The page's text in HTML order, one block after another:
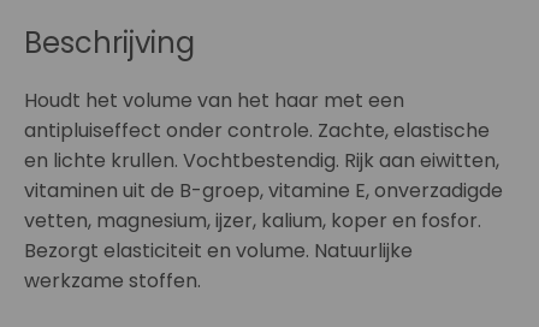
Beschrijving
Houdt het volume van het haar met een
antipluiseffect onder controle. Zachte, elastische
en lichte krullen. Vochtbestendig. Rijk aan eiwitten,
vitaminen uit de B-groep, vitamine E, onverzadigde
vetten, magnesium, ijzer, kalium, koper en fosfor.
Bezorgt elasticiteit en volume. Natuurlijke
werkzame stoffen.